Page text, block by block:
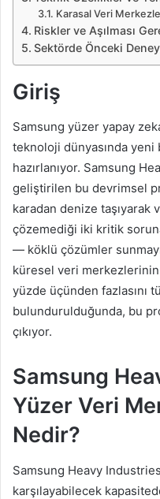
Karasal Veri
Riskler ve Aşılması
Sektörde Önceki
Giriş
Samsung yüzer yapay
teknoloji dünyasında
hazırlanıyor. Samsung
geliştirilen bu devrimsel
karadan denize taşıyarak
çözemediği iki kritik
— köklü çözümler
küresel veri
yüzde üçünden fazlasını
bulundurulduğunda, bu
çıkıyor.
Samsung
Yüzer Veri
Nedir?
Samsung Heavy
karşılayabilecek